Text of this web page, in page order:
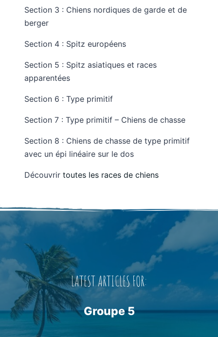
Section 3 : Chiens nordiques de garde et de
berger
Section 4 : Spitz européens
Section 5 : Spitz asiatiques et races
apparentées
Section 6 : Type primitif
Section 7 : Type primitif – Chiens de chasse
Section 8 : Chiens de chasse de type primitif
avec un épi linéaire sur le dos
Découvrir toutes les races de chiens
LATEST ARTICLES FOR:
Groupe 5